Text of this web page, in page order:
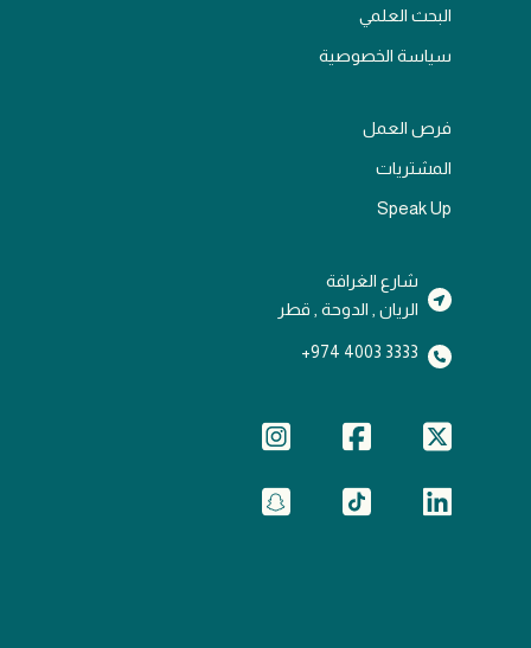
البحث العلمي
سياسة الخصوصية
فرص العمل
المشتريات
Speak Up
شارع الغرافة
الريان , الدوحة , قطر
3333 4003 974+